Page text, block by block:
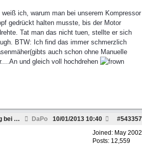
ich, warum man bei unserem Kompressor
gedrückt halten musste, bis der Motor
Tat man das nicht tuen, stellte er sich
. BTW: Ich find das immer schmerzlich
auch schon ohne Manuelle
und gleich voll hochdrehen
Re: Ölmangel Abschaltung bei Kleinmotoren DaPo #543357
10/01/2013 10:40
Joined: May 2002
Posts: 12,559